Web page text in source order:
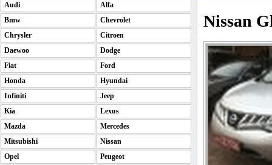
Nissan
Audi
Alfa
Bmw
Chevrolet
Chrysler
Citroen
Daewoo
Dodge
Fiat
Ford
Honda
Hyundai
Infiniti
Jeep
Kia
Lexus
Mazda
Mercedes
Mitsubishi
Nissan
Opel
Peugeot